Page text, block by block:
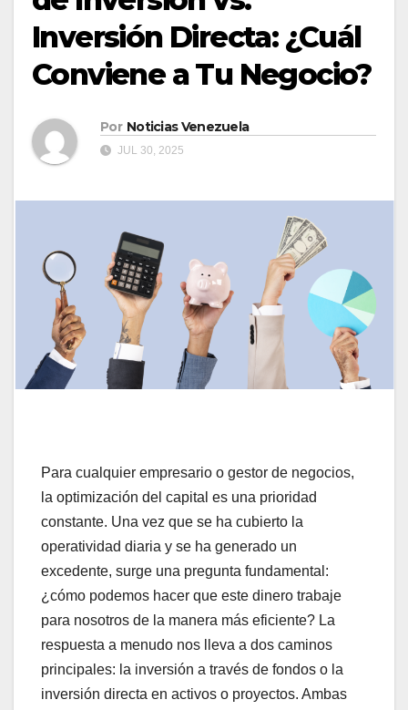
Inversión Directa: ¿Cuál
Conviene a Tu Negocio?
Por Noticias Venezuela
JUL 30, 2025
Para cualquier empresario o gestor de negocios,
la optimización del capital es una prioridad
constante. Una vez que se ha cubierto la
operatividad diaria y se ha generado un
excedente, surge una pregunta fundamental:
¿cómo podemos hacer que este dinero trabaje
para nosotros de la manera más eficiente? La
respuesta a menudo nos lleva a dos caminos
principales: la inversión a través de fondos o la
inversión directa en activos o proyectos. Ambas